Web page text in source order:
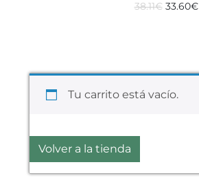
38.11€ 33.60€
Tu carrito está vacío.
Volver a la tienda